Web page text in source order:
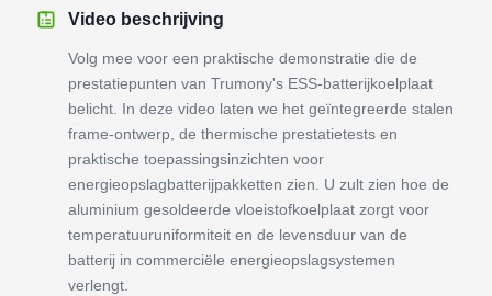
Video beschrijving
Volg mee voor een praktische demonstratie die de
prestatiepunten van Trumony's ESS-batterijkoelplaat
belicht. In deze video laten we het geïntegreerde stalen
frame-ontwerp, de thermische prestatietests en
praktische toepassingsinzichten voor
energieopslagbatterijpakketten zien. U zult zien hoe de
aluminium gesoldeerde vloeistofkoelplaat zorgt voor
temperatuuruniformiteit en de levensduur van de
batterij in commerciële energieopslagsystemen
verlengt.